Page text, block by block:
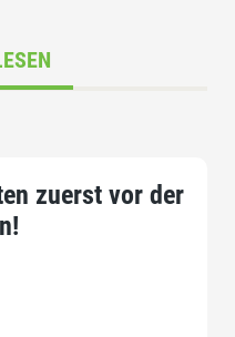
zuerst vor der